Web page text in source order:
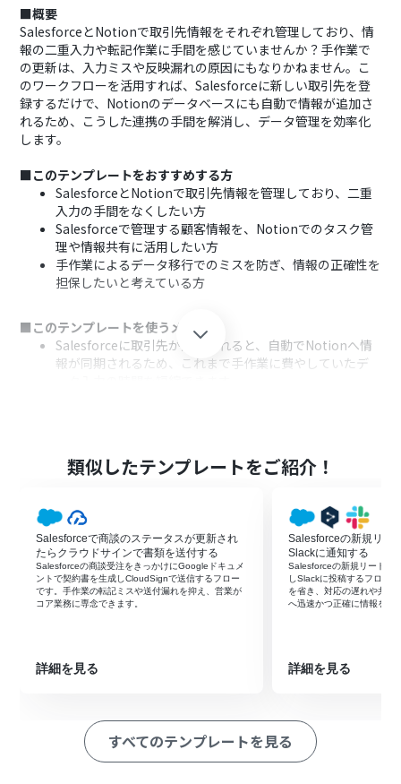
■概要
SalesforceとNotionで取引先情報をそれぞれ管理しており、情
報の二重入力や転記作業に手間を感じていませんか？手作業で
の更新は、入力ミスや反映漏れの原因にもなりかねません。こ
のワークフローを活用すれば、Salesforceに新しい取引先を登
録するだけで、Notionのデータベースにも自動で情報が追加さ
れるため、こうした連携の手間を解消し、データ管理を効率化
します。
■このテンプレートをおすすめする方
SalesforceとNotionで取引先情報を管理しており、二重
入力の手間をなくしたい方
Salesforceで管理する顧客情報を、Notionでのタスク管
理や情報共有に活用したい方
手作業によるデータ移行でのミスを防ぎ、情報の正確性を
担保したいと考えている方
■このテンプレートを使うメリット
Salesforceに取引先が追加されると、自動でNotionへ情
報が同期されるため、これまで手作業に費やしていたデ
■フローボットの流れ
次に、トリガーでSalesforceを選択し、「取引先オブジェ
クトに新規レコードが登録されたら」というアクションを
設定します。
最後に、オペレーションでNotionの「レコードを追加す
る」アクションを設定し、トリガーで取得した取引先の情
報を指定のデータベースに追加します。
ション
Salesforceとの連携設定では、ご利用の環境に応じたマ
イドメインURLを設定してください。
Notionのオペレーションでは、データベースの各プロパ
類似したテンプレートをご紹介！
Salesforceで商談のステータスが更新され
たらクラウドサインで書類を送付する
Salesforceの商談受注をきっかけにGoogleドキュメ
ントで契約書を生成しCloudSignで送信するフロー
です。手作業の転記ミスや送付漏れを抑え、営業が
コア業務に専念できます。
詳細を見る
Salesforceの新規リー
Slackに通知する
Salesforceの新規リードを
しSlackに投稿するフロー
を省き、対応の遅れや共有
へ迅速かつ正確に情報を届
詳細を見る
すべてのテンプレートを見る